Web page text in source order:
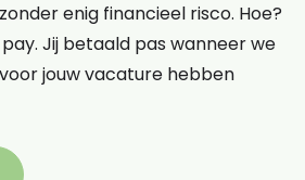
enig financieel risco. Hoe?
Jij betaald pas wanneer we
jouw vacature hebben